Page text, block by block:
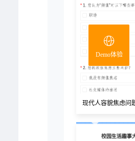
现代人容貌焦虑问
Demo体验